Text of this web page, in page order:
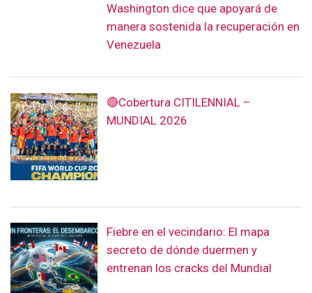
Washington dice que apoyará de
manera sostenida la recuperación en
Venezuela
🔴Cobertura CITILENNIAL –
MUNDIAL 2026
Fiebre en el vecindario: El mapa
secreto de dónde duermen y
entrenan los cracks del Mundial